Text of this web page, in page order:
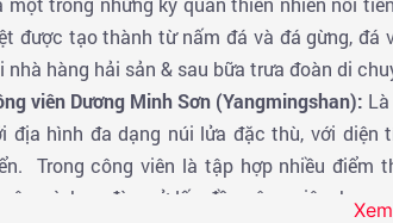
được tạo thành từ nấm đá và đá gừng,
nhà hàng hải sản & sau bữa trưa đoàn di
viên Dương Minh Sơn (Yangmingshan):
địa hình đa dạng núi lửa đặc thù, với
Trong công viên là tập hợp nhiều điểm
và hoa đào nở lấp đầy công viên; hoa